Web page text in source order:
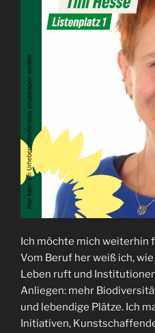
Ich möchte mich weiterhin
Vom Beruf her weiß ich,
Leben ruft und
Anliegen: mehr
und lebendige Plätze. Ich
Initiativen,